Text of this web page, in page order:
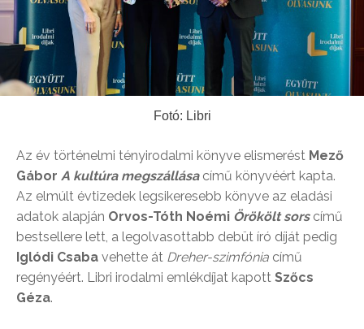
Fotó: Libri
Az év történelmi tényirodalmi könyve elismerést Mező
Gábor A kultúra megszállásacímű könyvéért kapta.
Az elmúlt évtizedek legsikeresebb könyve az eladási
adatok alapján Orvos-Tóth Noémi Örökölt sorscímű
bestsellere lett, a legolvasottabb debüt író díját pedig
Iglódi Csaba vehette át Dreher-szimfónia című
regényéért. Libri irodalmi emlékdíjat kapott Szőcs
Géza.